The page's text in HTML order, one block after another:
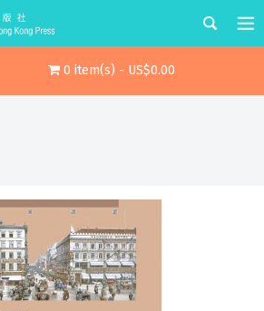
0 item(s) - US$0.00